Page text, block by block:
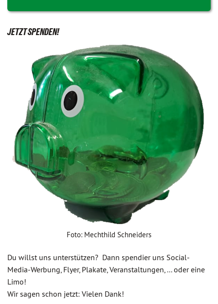
JETZT SPENDEN!
Foto: Mechthild Schneiders
Du willst uns unterstützen? Dann spendier uns Social-
Media-Werbung, Flyer, Plakate, Veranstaltungen, ... oder eine
Limo!
Wir sagen schon jetzt: Vielen Dank!